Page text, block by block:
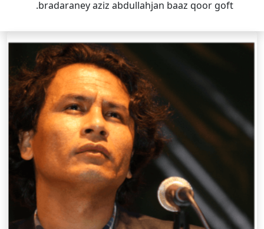
bradaraney aziz abdullahjan baaz qoor goft.